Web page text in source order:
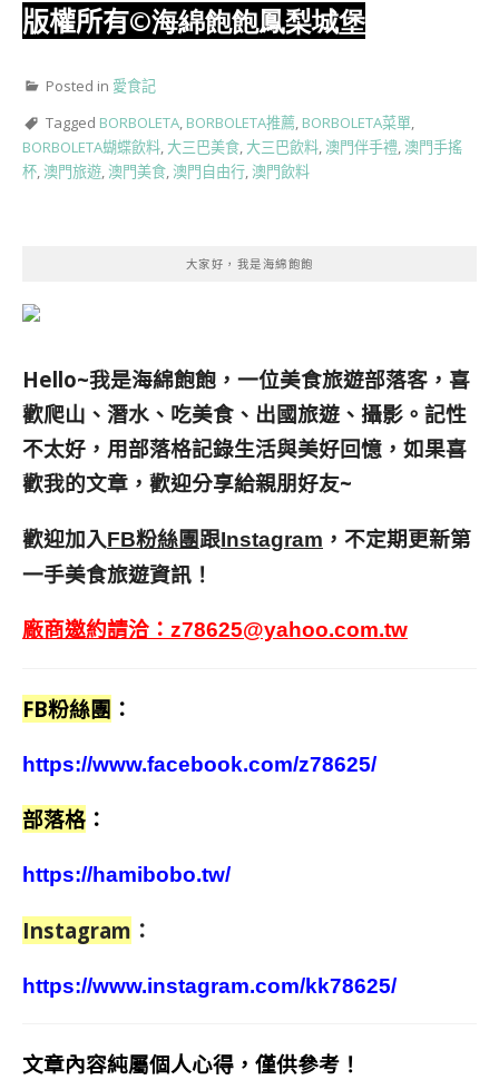
版權所有©海綿飽飽鳳梨城堡
Posted in 愛食記
Tagged BORBOLETA, BORBOLETA推薦, BORBOLETA菜單,
BORBOLETA蝴蝶飲料,大三巴美食,大三巴飲料, 澳門伴手禮, 澳門手搖
杯, 澳門旅遊, 澳門美食, 澳門自由行, 澳門飲料
大家好，我是海綿飽飽
Hello~我是海綿飽飽，一位美食旅遊部落客， 喜
歡爬山、潛水、吃美食、出國旅遊、攝影。 記性
不太好，用部落格記錄生活與美好回憶， 如果喜
歡我的文章，歡迎分享給親朋好友~
歡迎加入FB粉絲團跟Instagram ，不定期更新第
一手美食旅遊資訊！
廠商邀約請洽： z78625@yahoo.com.tw
FB粉絲團 ：
https://www.facebook.com/z78625/
部落格 ：
https://hamibobo.tw/
Instagram ：
https://www.instagram.com/kk78625/
文章內容純屬個人心得，僅供參考！